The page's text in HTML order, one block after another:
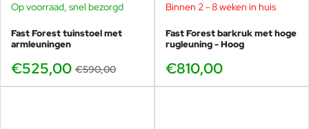
-11%
Op voorraad, snel bezorgd
Fast Forest tuinstoel met
armleuningen
€525,00 €590,00
Binnen 2 - 8 weken in huis
Fast Forest barkruk met hoge
rugleuning - Hoog
€810,00